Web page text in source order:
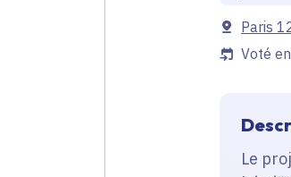
Paris
Voté
Le